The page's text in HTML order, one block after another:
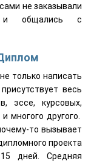
не заказывали
и общались с
только написать
весь
эссе, курсовых,
многого другого.
то вызывает
проекта
дней. Средняя